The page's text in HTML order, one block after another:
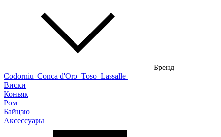
Бренд
Codorniu Conca d'Oro Toso Lassalle
Виски
Коньяк
Ром
Байцзю
Аксессуары